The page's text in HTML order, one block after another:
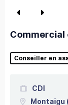
Commercial
Conseiller en
CDI
Montaigu